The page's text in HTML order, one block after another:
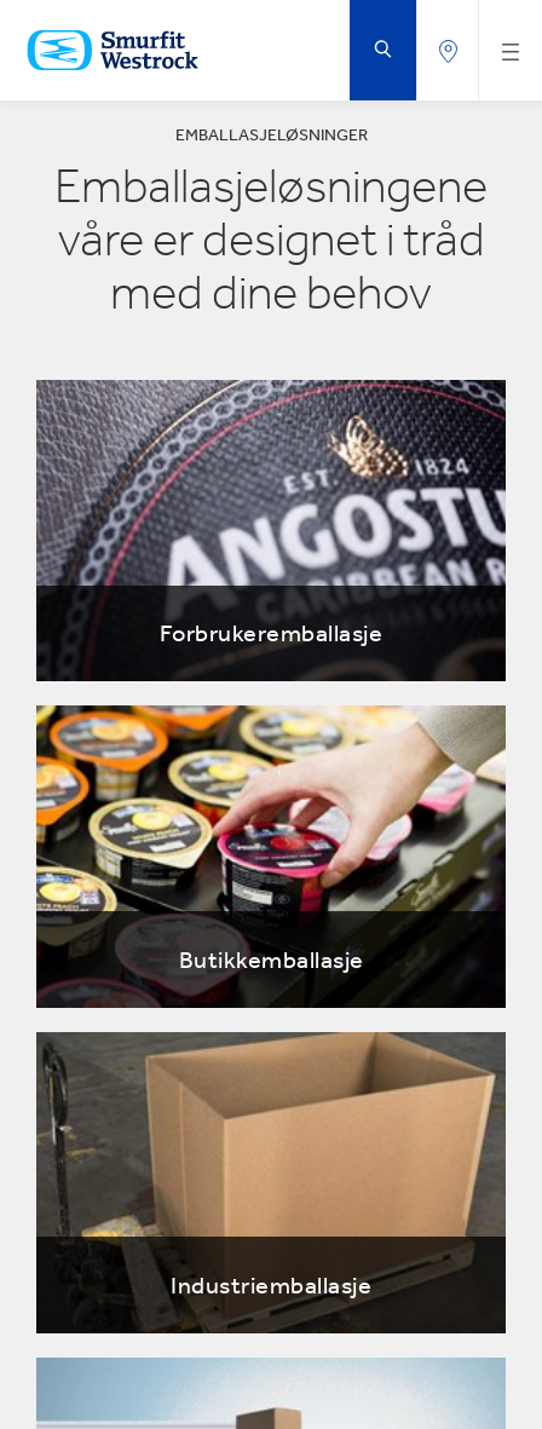
TIL
HOVEDINNHOLD
EMBALLASJELØSNINGER
Emballasjeløsningene
våre er designet i tråd
med dine behov
Forbrukeremballasje
Butikkemballasje
Industriemballasje